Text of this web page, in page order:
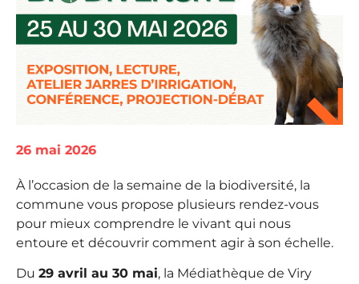
26 mai 2026
À l’occasion de la semaine de la biodiversité, la
commune vous propose plusieurs rendez-vous
pour mieux comprendre le vivant qui nous
entoure et découvrir comment agir à son échelle.
Du 29 avril au 30 mai, la Médiathèque de Viry